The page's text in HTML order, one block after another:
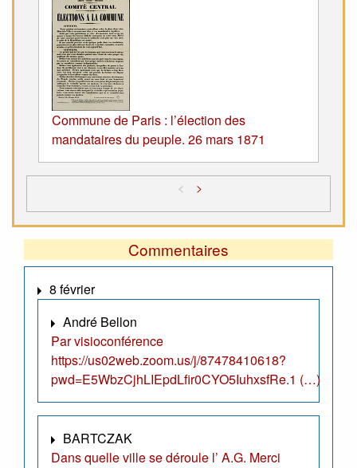
Commune de Paris : l’élection des
mandataires du peuple. 26 mars 1871
< >
Commentaires
8 février
André Bellon
Par visioconférence
https://us02web.zoom.us/j/87478410618?
pwd=E5WbzCjhLIEpdLfir0CYO5IuhxsfRe.1 (…)
BARTCZAK
Dans quelle ville se déroule l’ A.G. Merci